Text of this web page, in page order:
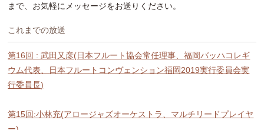
まで、お気軽にメッセージをお送りください。
これまでの放送
第16回 : 武田又彦(日本フルート協会常任理事、福岡バッハコレギ
ウム代表、日本フルートコンヴェンション福岡2019実行委員会実
行委員長)
第15回:小林充(アロージャズオーケストラ、マルチリードプレイヤ